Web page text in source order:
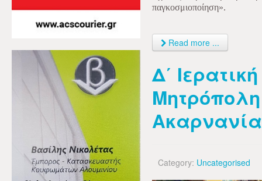
παγκοσμιοποίηση».
Read more ...
Δ΄
Category: Uncategorised